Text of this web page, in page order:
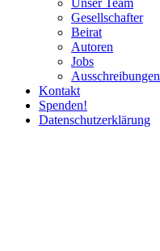
Unser Team
Gesell­schafter
Beirat
Autoren
Jobs
Ausschrei­bungen
Kontakt
Spenden!
Daten­schutz­er­klärung